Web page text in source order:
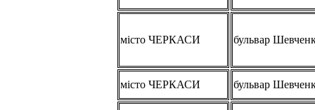
місто ЧЕРКАСИ бульвар
місто ЧЕРКАСИ бульвар